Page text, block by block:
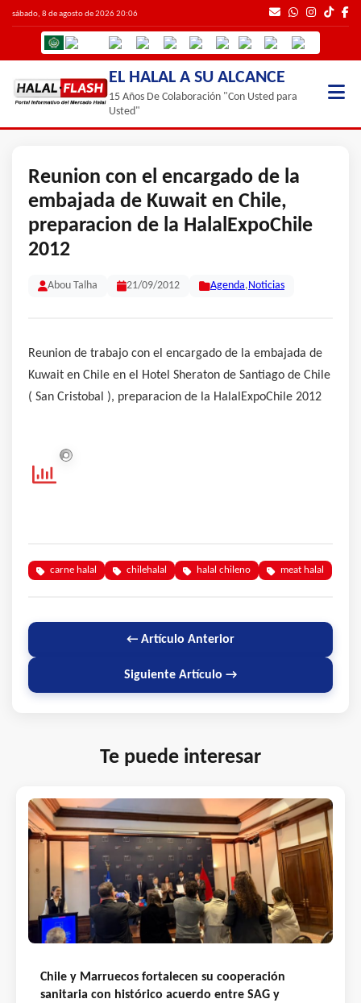
sábado, 8 de agosto de 2026 20:06
EL HALAL A SU ALCANCE
15 Años De Colaboración "Con Usted para
Usted"
Reunion con el encargado de la
embajada de Kuwait en Chile,
preparacion de la HalalExpoChile
2012
Abou Talha 21/09/2012 Agenda, Noticias
Reunion de trabajo con el encargado de la embajada de
Kuwait en Chile en el Hotel Sheraton de Santiago de Chile
( San Cristobal ), preparacion de la HalalExpoChile 2012
carne halal chilehalal halal chileno meat halal
← Artículo Anterior
Siguiente Artículo →
Te puede interesar
Chile y Marruecos fortalecen su cooperación
sanitaria con histórico acuerdo entre SAG y